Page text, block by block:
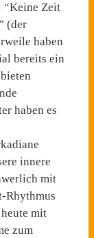
“Keine Zeit
(der
haben
bereits ein
haben es
innere
mit
Rhythmus
mit
zum